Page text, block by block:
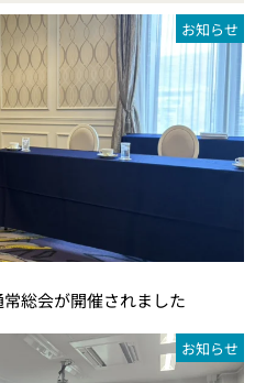
お知らせ
総会が開催されました
お知らせ